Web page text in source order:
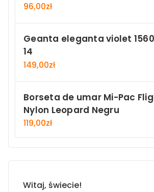
96,00zł
Geanta eleganta violet
14
149,00zł
Borseta de umar Mi-Pac
Nylon Leopard Negru
119,00zł
Witaj, świecie!